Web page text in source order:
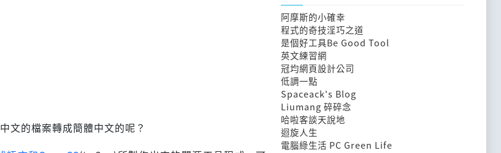
文的檔案轉成簡體中文的呢？
阿摩斯的小確幸
程式的奇技淫巧之道
是個好工具Be Good Tool
英文練習網
冠均網頁設計公司
低調一點
Spaceack's Blog
Liumang 碎碎念
哈啦客談天說地
迴旋人生
電腦綠生活 PC Green Life